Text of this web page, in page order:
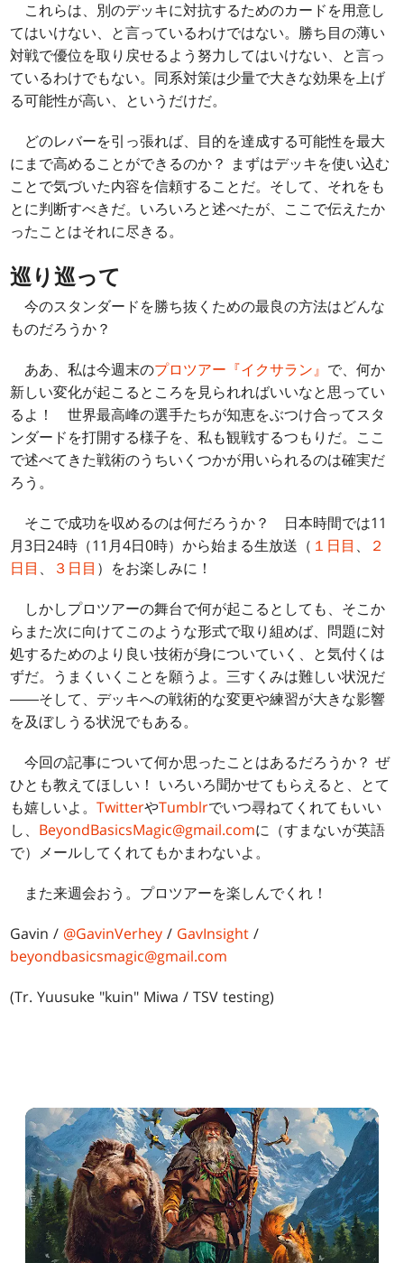
これらは、別のデッキに対抗するためのカードを用意し
てはいけない、と言っているわけではない。勝ち目の薄い
対戦で優位を取り戻せるよう努力してはいけない、と言っ
ているわけでもない。同系対策は少量で大きな効果を上げ
る可能性が高い、というだけだ。
どのレバーを引っ張れば、目的を達成する可能性を最大
にまで高めることができるのか？ まずはデッキを使い込む
ことで気づいた内容を信頼することだ。そして、それをも
とに判断すべきだ。いろいろと述べたが、ここで伝えたか
ったことはそれに尽きる。
巡り巡って
今のスタンダードを勝ち抜くための最良の方法はどんな
ものだろうか？
ああ、私は今週末のプロツアー『イクサラン』 で、何か
新しい変化が起こるところを見られればいいなと思ってい
るよ！ 世界最高峰の選手たちが知恵をぶつけ合ってスタ
ンダードを打開する様子を、私も観戦するつもりだ。ここ
で述べてきた戦術のうちいくつかが用いられるのは確実だ
ろう。
そこで成功を収めるのは何だろうか？ 日本時間では11
月3日24時（11月4日0時）から始まる生放送（ １日目 、
２
日目 、 ３日目 ）をお楽しみに！
しかしプロツアーの舞台で何が起こるとしても、そこか
らまた次に向けてこのような形式で取り組めば、問題に対
処するためのより良い技術が身についていく、と気付くは
ずだ。うまくいくことを願うよ。三すくみは難しい状況だ
――そして、デッキへの戦術的な変更や練習が大きな影響
を及ぼしうる状況でもある。
今回の記事について何か思ったことはあるだろうか？ ぜ
ひとも教えてほしい！ いろいろ聞かせてもらえると、とて
も嬉しいよ。TwitterやTumblrでいつ尋ねてくれてもいい
し、 BeyondBasicsMagic@gmail.comに（すまないが英語
で）メールしてくれてもかまわないよ。
また来週会おう。プロツアーを楽しんでくれ！
Gavin / @GavinVerhey / GavInsight /
beyondbasicsmagic@gmail.com
(Tr. Yuusuke "kuin" Miwa / TSV testing)